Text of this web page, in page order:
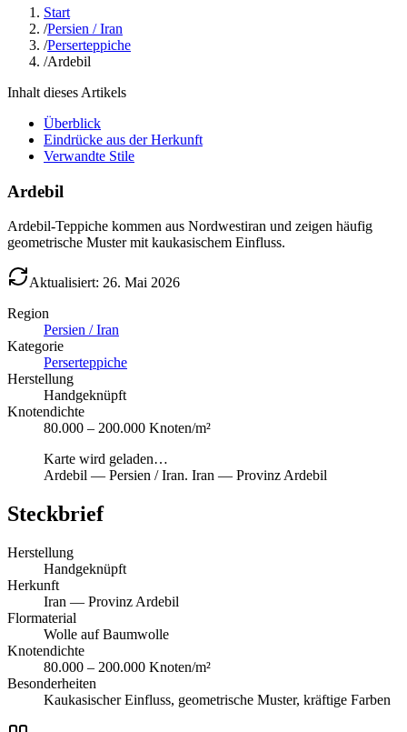
Start
/Persien / Iran
/Perserteppiche
/Ardebil
Inhalt dieses Artikels
Überblick
Eindrücke aus der Herkunft
Verwandte Stile
Ardebil
Ardebil-Teppiche kommen aus Nordwestiran und zeigen häufig
geometrische Muster mit kaukasischem Einfluss.
Aktualisiert: 26. Mai 2026
Region
Persien / Iran
Kategorie
Perserteppiche
Herstellung
Handgeknüpft
Knotendichte
80.000 – 200.000 Knoten/m²
Karte wird geladen…
Ardebil — Persien / Iran. Iran — Provinz Ardebil
Steckbrief
Herstellung
Handgeknüpft
Herkunft
Iran — Provinz Ardebil
Flormaterial
Wolle auf Baumwolle
Knotendichte
80.000 – 200.000 Knoten/m²
Besonderheiten
Kaukasischer Einfluss, geometrische Muster, kräftige Farben